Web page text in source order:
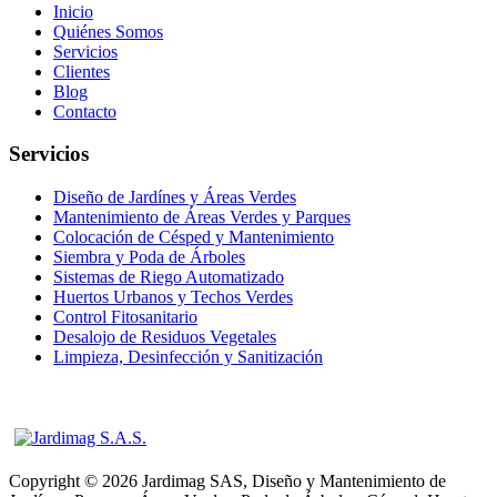
Inicio
Quiénes Somos
Servicios
Clientes
Blog
Contacto
Servicios
Diseño de Jardínes y Áreas Verdes
Mantenimiento de Áreas Verdes y Parques
Colocación de Césped y Mantenimiento
Siembra y Poda de Árboles
Sistemas de Riego Automatizado
Huertos Urbanos y Techos Verdes
Control Fitosanitario
Desalojo de Residuos Vegetales
Limpieza, Desinfección y Sanitización
Copyright © 2026 Jardimag SAS, Diseño y Mantenimiento de